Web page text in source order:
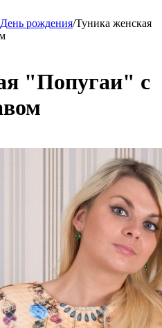
рождения/Туника женская
"Попугаи" с